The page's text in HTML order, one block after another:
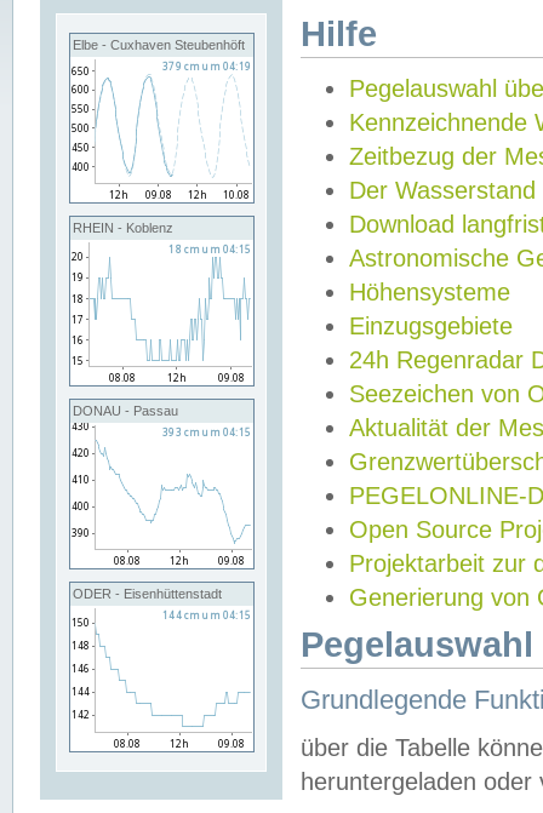
Elbe - Cuxhaven Steubenhöft
RHEIN - Koblenz
DONAU - Passau
ODER - Eisenhüttenstadt
Hilfe
Pegelauswahl
Kennzeichnende
Zeitbezug der
Der Wasserstand
Download
Astronomische
Höhensysteme
Einzugsgebiete
24h Regenradar
Seezeichen von
Aktualität der
PEGELONLINE-
Open Source
Projektarbeit zur
Generierung von
Grundlegende
über die Tabelle
heruntergeladen oder